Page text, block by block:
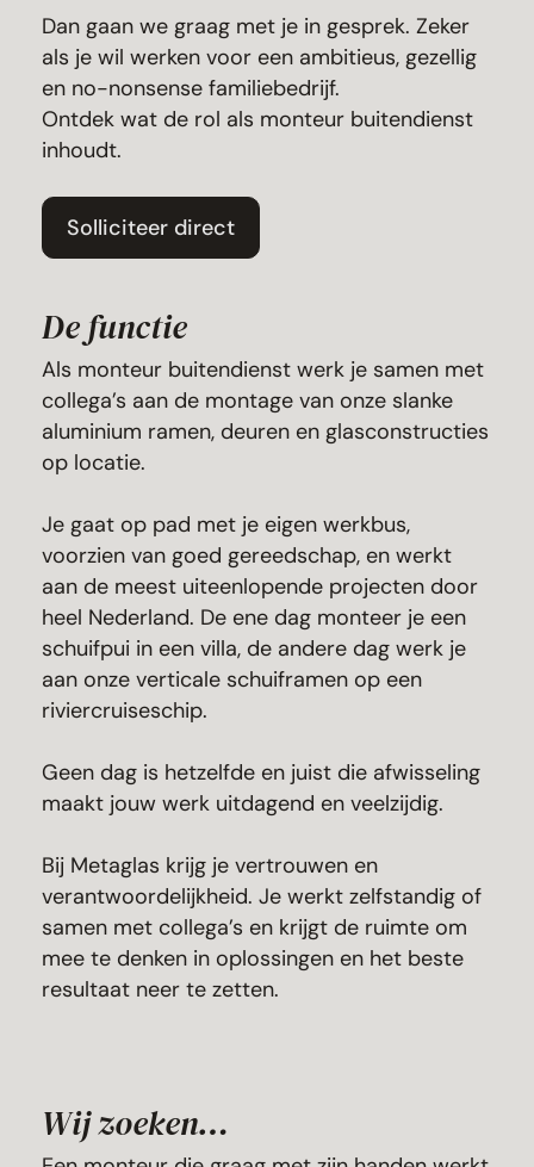
Dan gaan we graag met je in gesprek. Zeker
als je wil werken voor een ambitieus, gezellig
en no-nonsense familiebedrijf.
Ontdek wat de rol als monteur buitendienst
inhoudt.
Solliciteer direct
De functie
Als monteur buitendienst werk je samen met
collega’s aan de montage van onze slanke
aluminium ramen, deuren en glasconstructies
op locatie.
Je gaat op pad met je eigen werkbus,
voorzien van goed gereedschap, en werkt
aan de meest uiteenlopende projecten door
heel Nederland. De ene dag monteer je een
schuifpui in een villa, de andere dag werk je
aan onze verticale schuiframen op een
riviercruiseschip.
Geen dag is hetzelfde en juist die afwisseling
maakt jouw werk uitdagend en veelzijdig.
Bij Metaglas krijg je vertrouwen en
verantwoordelijkheid. Je werkt zelfstandig of
samen met collega’s en krijgt de ruimte om
mee te denken in oplossingen en het beste
resultaat neer te zetten.
Wij zoeken…